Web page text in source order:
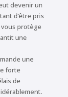
devenir un
d’être pris
vous protège
une
une
forte
de